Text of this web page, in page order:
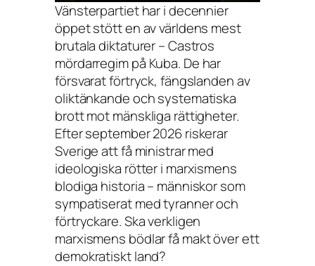
Vänsterpartiet har i decennier
öppet stött en av världens mest
brutala diktaturer – Castros
mördarregim på Kuba. De har
försvarat förtryck, fängslanden av
oliktänkande och systematiska
brott mot mänskliga rättigheter.
Efter september 2026 riskerar
Sverige att få ministrar med
ideologiska rötter i marxismens
blodiga historia – människor som
sympatiserat med tyranner och
förtryckare. Ska verkligen
marxismens bödlar få makt över ett
demokratiskt land?